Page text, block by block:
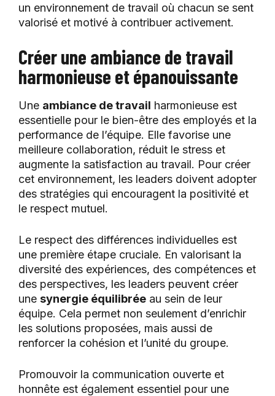
un environnement de travail où chacun se sent
valorisé et motivé à contribuer activement.
Créer une ambiance de travail
harmonieuse et épanouissante
Une ambiance de travail harmonieuse est
essentielle pour le bien-être des employés et la
performance de l’équipe. Elle favorise une
meilleure collaboration, réduit le stress et
augmente la satisfaction au travail. Pour créer
cet environnement, les leaders doivent adopter
des stratégies qui encouragent la positivité et
le respect mutuel.
Le respect des différences individuelles est
une première étape cruciale. En valorisant la
diversité des expériences, des compétences et
des perspectives, les leaders peuvent créer
une synergie équilibrée au sein de leur
équipe. Cela permet non seulement d’enrichir
les solutions proposées, mais aussi de
renforcer la cohésion et l’unité du groupe.
Promouvoir la communication ouverte et
honnête est également essentiel pour une